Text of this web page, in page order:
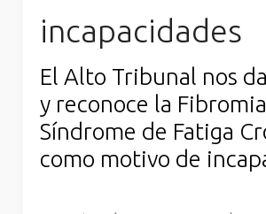
incapacidades
El Alto Tribunal nos
y reconoce la
Síndrome de Fatiga
como motivo de